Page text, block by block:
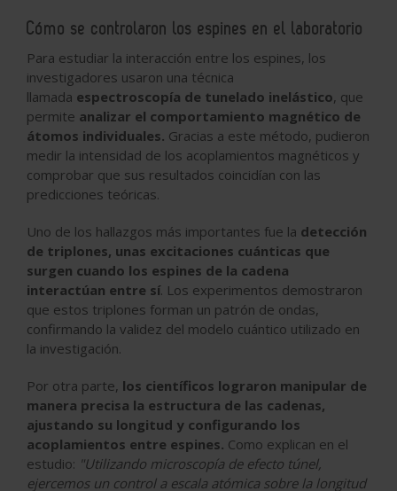
Cómo se controlaron los espines en el laboratorio
Para estudiar la interacción entre los espines, los
investigadores usaron una técnica
llamada espectroscopía de tunelado inelástico, que
permite analizar el comportamiento magnético de
átomos individuales. Gracias a este método, pudieron
medir la intensidad de los acoplamientos magnéticos y
comprobar que sus resultados coincidían con las
predicciones teóricas.
Uno de los hallazgos más importantes fue la detección
de triplones, unas excitaciones cuánticas que
surgen cuando los espines de la cadena
interactúan entre sí. Los experimentos demostraron
que estos triplones forman un patrón de ondas,
confirmando la validez del modelo cuántico utilizado en
la investigación.
Por otra parte, los científicos lograron manipular de
manera precisa la estructura de las cadenas,
ajustando su longitud y configurando los
acoplamientos entre espines. Como explican en el
estudio: "Utilizando microscopía de efecto túnel,
ejercemos un control a escala atómica sobre la longitud